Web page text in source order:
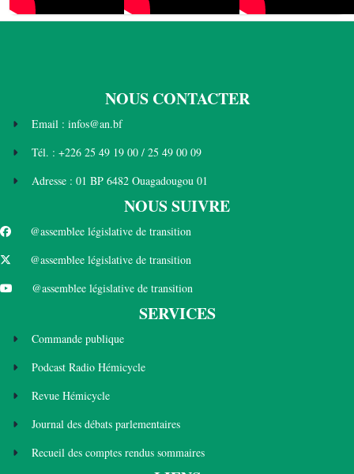
NOUS CONTACTER
Email : infos@an.bf
Tél. : +226 25 49 19 00 / 25 49 00 09
Adresse : 01 BP 6482 Ouagadougou 01
NOUS SUIVRE
@assemblee législative de transition
@assemblee législative de transition
@assemblee législative de transition
SERVICES
Commande publique
Podcast Radio Hémicycle
Revue Hémicycle
Journal des débats parlementaires
Recueil des comptes rendus sommaires